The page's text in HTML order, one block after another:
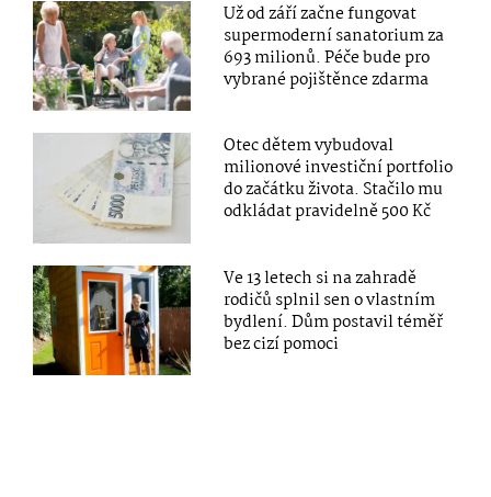
Už od září začne fungovat
supermoderní sanatorium za
693 milionů. Péče bude pro
vybrané pojištěnce zdarma
Otec dětem vybudoval
milionové investiční portfolio
do začátku života. Stačilo mu
odkládat pravidelně 500 Kč
Ve 13 letech si na zahradě
rodičů splnil sen o vlastním
bydlení. Dům postavil téměř
bez cizí pomoci